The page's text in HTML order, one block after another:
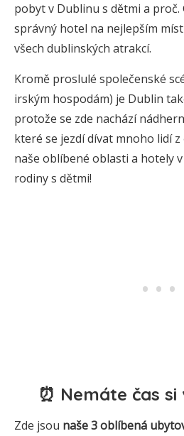
pobyt v Dublinu s dětmi a proč.
správný hotel na nejlepším
všech dublinských atrakcí.
Kromě proslulé společenské
irským hospodám) je Dublin
protože se zde nachází
které se jezdí dívat mnoho lidí z
naše oblíbené oblasti a hotely
rodiny s dětmi!
⏰ Nemáte čas si
Zde jsou naše 3oblíbená